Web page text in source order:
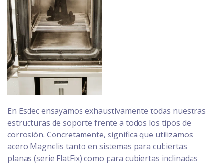
En Esdec ensayamos exhaustivamente todas nuestras
estructuras de soporte frente a todos los tipos de
corrosión. Concretamente, significa que utilizamos
acero Magnelis tanto en sistemas para cubiertas
planas (serie FlatFix) como para cubiertas inclinadas